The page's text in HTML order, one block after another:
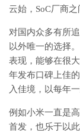
云始，SoC厂商
对国内众多有所
以外唯一的选择
表现，能够在很
年发布口碑上佳
入佳境，以每年
例如小米一直是
首发，也乐于以